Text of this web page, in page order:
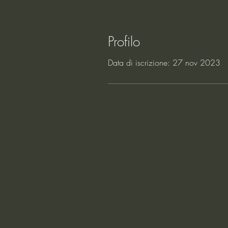
Profilo
Data di iscrizione: 27 nov 2023